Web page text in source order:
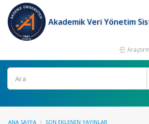
Akademik Veri Yönetim
Ara
ANA SAYFA SON EKLENEN YAYINLAR